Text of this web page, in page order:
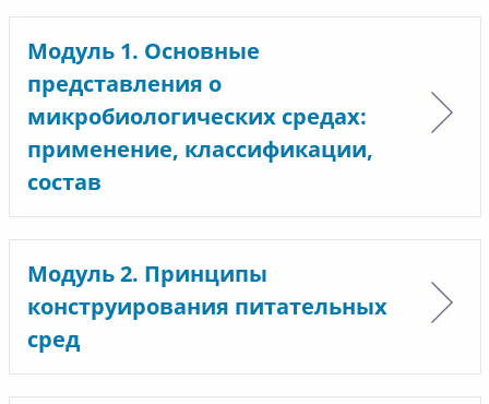
Модуль 1. Основные
представления о
микробиологических средах:
применение, классификации,
состав
Модуль 2. Принципы
конструирования питательных
сред